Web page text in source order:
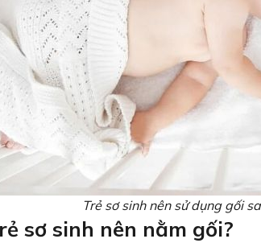
Trẻ sơ sinh nên sử dụng gối
sơ sinh nên nằm gối?